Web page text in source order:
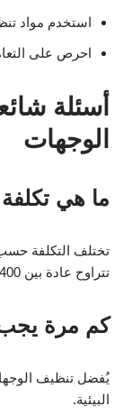
استخدم مواد
احرص على
أسئلة
الوجهات
ما هي
تختلف التكلفة
تتراوح عادة بين 400 إلى 600 ريال سعودي.
كم مرة
يُفضل تنظيف
البيئية.